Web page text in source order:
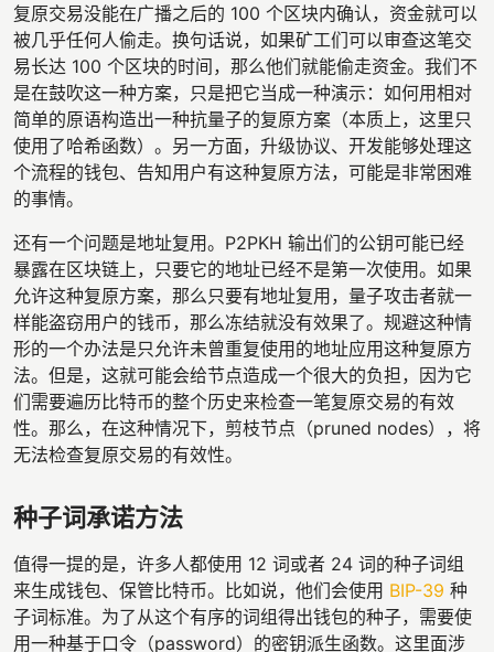
复原交易没能在广播之后的 100 个区块内确认，资金就可以
被几乎任何人偷走。换句话说，如果矿工们可以审查这笔交
易长达 100 个区块的时间，那么他们就能偷走资金。我们不
是在鼓吹这一种方案，只是把它当成一种演示：如何用相对
简单的原语构造出一种抗量子的复原方案（本质上，这里只
使用了哈希函数）。另一方面，升级协议、开发能够处理这
个流程的钱包、告知用户有这种复原方法，可能是非常困难
的事情。
还有一个问题是地址复用。P2PKH 输出们的公钥可能已经
暴露在区块链上，只要它的地址已经不是第一次使用。如果
允许这种复原方案，那么只要有地址复用，量子攻击者就一
样能盗窃用户的钱币，那么冻结就没有效果了。规避这种情
形的一个办法是只允许未曾重复使用的地址应用这种复原方
法。但是，这就可能会给节点造成一个很大的负担，因为它
们需要遍历比特币的整个历史来检查一笔复原交易的有效
性。那么，在这种情况下，剪枝节点（pruned nodes），将
无法检查复原交易的有效性。
种子词承诺方法
值得一提的是，许多人都使用 12 词或者 24 词的种子词组
来生成钱包、保管比特币。比如说，他们会使用 BIP-39 种
子词标准。为了从这个有序的词组得出钱包的种子，需要使
用一种基于口令（password）的密钥派生函数。这里面涉